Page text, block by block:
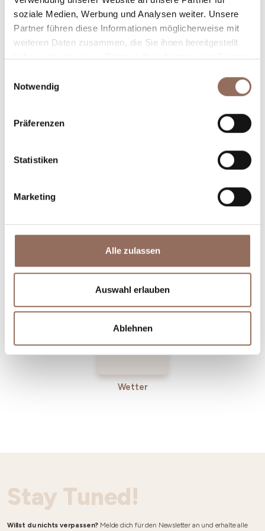
soziale Medien, Werbung und Analysen weiter. Unsere
Partner führen diese Informationen möglicherweise mit
weiteren Daten zusammen, die Sie ihnen bereitgestellt
haben oder die sie im Rahmen Ihrer Nutzung der Dienste
Notwendig
Präferenzen
Statistiken
Marketing
Alle zulassen
Auswahl erlauben
Ablehnen
Winkel des Langhe Monferrato Roero unternehmen
willst, mit einem Blick aufs Wetter in Echtzeit.
Essen und
Incoming-
Dienste
Wetter
Stay Tuned!
Willst du nichts verpassen? Melde dich für den Newsletter an und erhalte alle